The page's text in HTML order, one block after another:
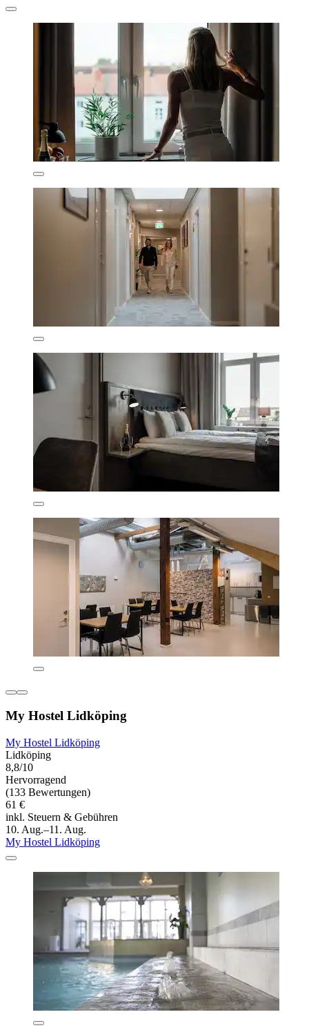
My Hostel Lidköping
My Hostel Lidköping
Lidköping
8,8/10
Hervorragend
(133 Bewertungen)
61 €
inkl. Steuern & Gebühren
10. Aug.–11. Aug.
My Hostel Lidköping